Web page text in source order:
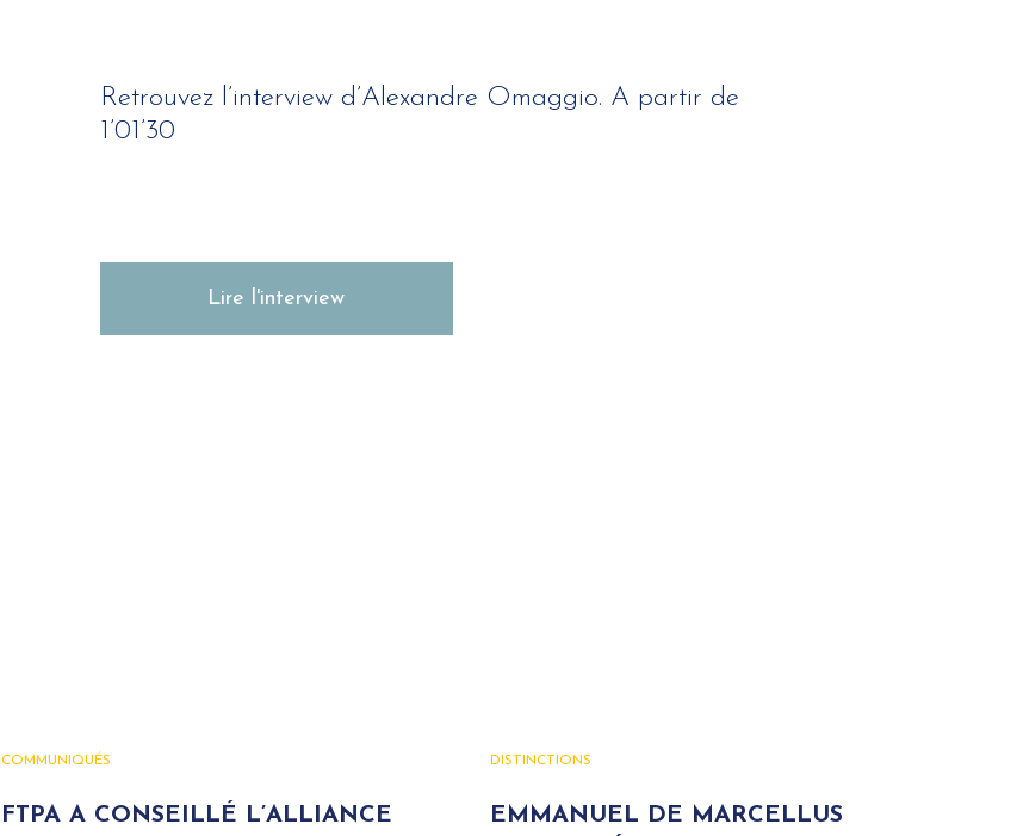
Retrouvez l’interview d’Alexandre Omaggio. A partir de
1’01’30
Lire l'interview
COMMUNIQUÉS
FTPA A CONSEILLÉ L’ALLIANCE
DISTINCTIONS
EMMANUEL DE MARCELLUS